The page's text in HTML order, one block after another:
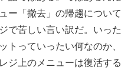
ー「撤去」の帰趨について
で苦しい言い訳だ。いった
トっていったい何なのか、
ジ上のメニューは復活する